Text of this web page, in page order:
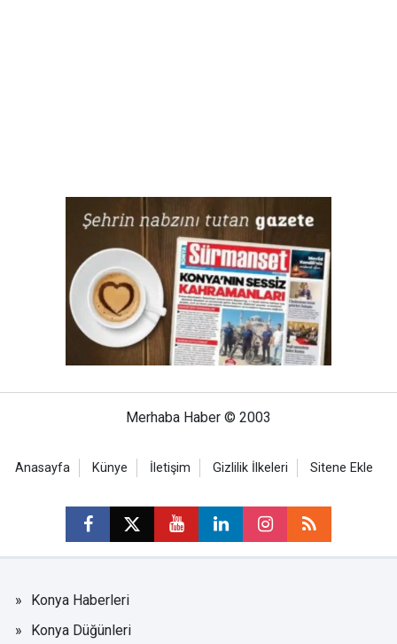
Merhaba Haber © 2003
Anasayfa Künye İletişim Gizlilik İlkeleri Sitene Ekle
Konya Haberleri
Konya Düğünleri